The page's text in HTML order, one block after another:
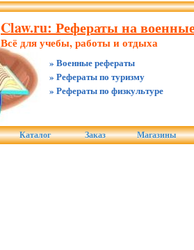
Claw.ru: Рефераты на
Всё для учебы, работы и отдыха
» Военные рефераты
» Рефераты по туризму
» Рефераты по физкультуре
Каталог Заказ Магазины